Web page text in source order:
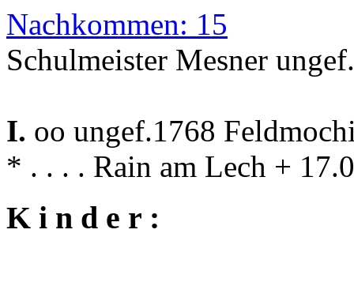
Nachkommen: 15
Schulmeister Mesner
I. oo ungef.1768
* . . . . Rain am Lech +
K i n d e r :